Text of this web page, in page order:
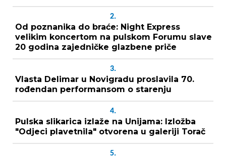
2.
Od poznanika do braće: Night Express
velikim koncertom na pulskom Forumu slave
20 godina zajedničke glazbene priče
3.
Vlasta Delimar u Novigradu proslavila 70.
rođendan performansom o starenju
4.
Pulska slikarica izlaže na Unijama: Izložba
"Odjeci plavetnila" otvorena u galeriji Torač
5.